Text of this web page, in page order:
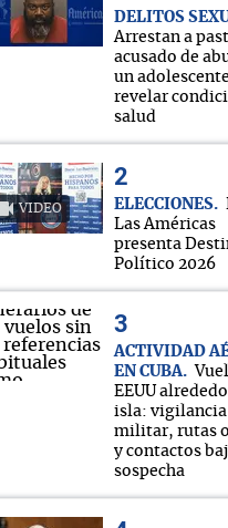
DELITOS
Arrestan a
acusado de
un
revelar
salud
VIDEO ELECCIONES
Las Américas
presenta
Político 2026
ACTIVIDAD
EN CUBA
EEUU
isla: vigilancia
militar, rutas
y contactos
sospecha